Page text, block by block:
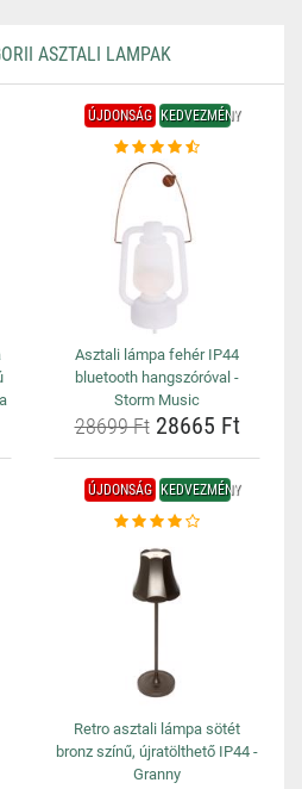
ASZTALI LAMPAK
ÚJDONSÁG KEDVEZMÉNY
Asztali lámpa fehér IP44
bluetooth hangszóróval -
Storm Music
28699 Ft28665 Ft
ÚJDONSÁG KEDVEZMÉNY
Retro asztali lámpa sötét
bronz színű, újratölthető IP44 -
Granny